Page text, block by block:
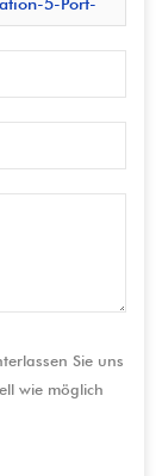
5-Port-
| Fabrik
Sie uns
wie möglich